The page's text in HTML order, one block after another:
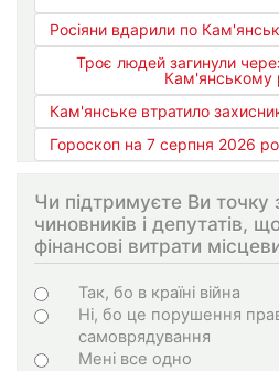
Росіяни вдарили по
Троє людей загинули
Кам'янському
Кам'янське втратило
Гороскоп на 7 серпня 2026
Чи підтримуєте Ви точку
чиновників і депутатів,
фінансові витрати
Choices
Так, бо в країні війна
Ні, бо це порушення
самоврядування
Мені все одно